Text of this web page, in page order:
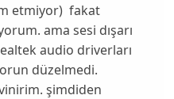
etmiyor) fakat
ama sesi dışarı
audio driverları
düzelmedi.
şimdiden